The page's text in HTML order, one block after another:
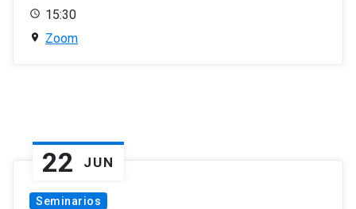
15:30
Zoom
22 JUN
Seminarios